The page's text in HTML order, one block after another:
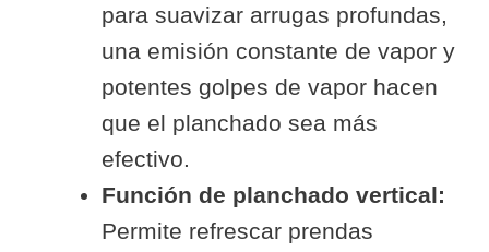
para suavizar arrugas profundas,
una emisión constante de vapor y
potentes golpes de vapor hacen
que el planchado sea más
efectivo.
Función de planchado vertical:
Permite refrescar prendas